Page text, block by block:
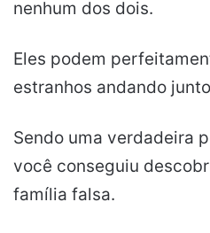
nenhum dos dois.
Eles podem
estranhos andando
Sendo uma verdadeira
você conseguiu
família falsa.